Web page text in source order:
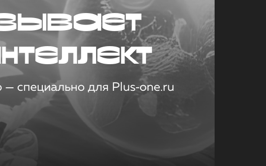
специально для Plus‑one.ru